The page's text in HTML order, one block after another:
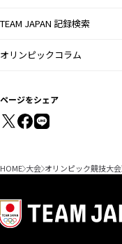
TEAM JAPAN 記録検索
オリンピックコラム
ページをシェア
HOME 大会 オリンピック競技大会